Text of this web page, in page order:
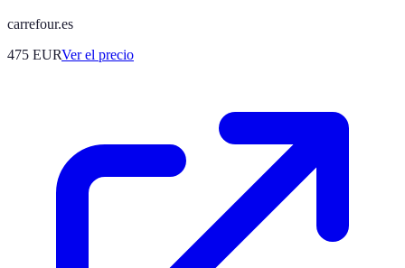
carrefour.es
475 EURVer el precio